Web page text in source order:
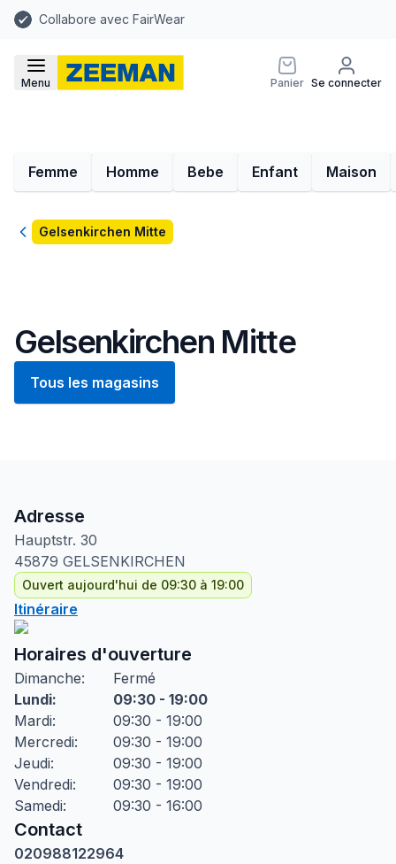
Collabore avec FairWear
Menu Panier Se connecter
Femme Homme Bebe Enfant Maison
RetourGelsenkirchen Mitte
Gelsenkirchen Mitte
Tous les magasins
Adresse
Hauptstr. 30
45879 GELSENKIRCHEN
Ouvert aujourd'hui de 09:30 à 19:00
Itinéraire
Horaires d'ouverture
Dimanche:
Fermé
Lundi:
09:30 - 19:00
Mardi:
09:30 - 19:00
Mercredi:
09:30 - 19:00
Jeudi:
09:30 - 19:00
Vendredi:
09:30 - 19:00
Samedi: 09:30 - 16:00
Contact
020988122964